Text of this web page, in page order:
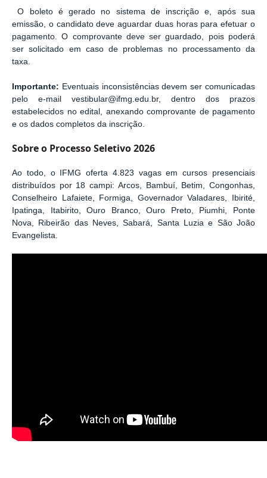
O boleto é gerado no sistema de inscrição e, após sua
emissão, o candidato deve aguardar duas horas para efetuar o
pagamento. O comprovante deve ser guardado, pois poderá
ser solicitado em caso de problemas no processamento da
taxa.
Importante: Eventuais inconsistências devem ser comunicadas
pelo e-mail vestibular@ifmg.edu.br, dentro dos prazos
estabelecidos no edital, anexando comprovante de pagamento
e os dados completos da inscrição.
Sobre o Processo Seletivo 2026
Ao todo, o IFMG oferta 4.823 vagas em cursos presenciais
distribuídos por 18 campi: Arcos, Bambuí, Betim, Congonhas,
Conselheiro Lafaiete, Formiga, Governador Valadares, Ibirité,
Ipatinga, Itabirito, Ouro Branco, Ouro Preto, Piumhi, Ponte
Nova, Ribeirão das Neves, Sabará, Santa Luzia e São João
Evangelista.